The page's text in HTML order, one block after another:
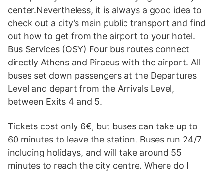
center.Nevertheless, it is always a good idea to
check out a city’s main public transport and find
out how to get from the airport to your hotel.
Bus Services (OSY) Four bus routes connect
directly Athens and Piraeus with the airport. All
buses set down passengers at the Departures
Level and depart from the Arrivals Level,
between Exits 4 and 5.
Tickets cost only 6€, but buses can take up to
60 minutes to leave the station. Buses run 24/7
including holidays, and will take around 55
minutes to reach the city centre. Where do I